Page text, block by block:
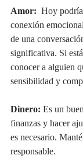
Amor: Hoy
conexión
de una
significativa. Si
conocer a alguien
sensibilidad y
Dinero: Es un
finanzas y hacer
es necesario.
responsable.